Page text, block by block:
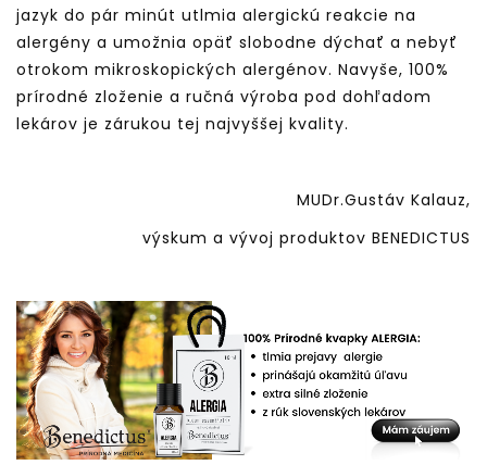
jazyk do pár minút utlmia alergickú reakcie na
alergény a umožnia opäť slobodne dýchať a nebyť
otrokom mikroskopických alergénov. Navyše, 100%
prírodné zloženie a ručná výroba pod dohľadom
lekárov je zárukou tej najvyššej kvality.
MUDr.Gustáv Kalauz,
výskum a vývoj produktov BENEDICTUS